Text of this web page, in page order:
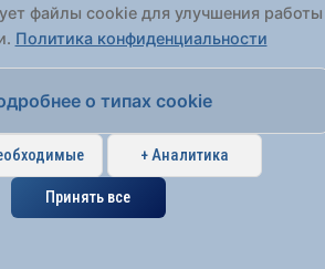
по почте, черезпортал «Госуслуги» (ЕПГУ)
при предъявлении паспорта.
обработки персональных данных
файлы cookie для улучшения работы
Политика конфиденциальности
о типах cookie
+ Аналитика
Принять все